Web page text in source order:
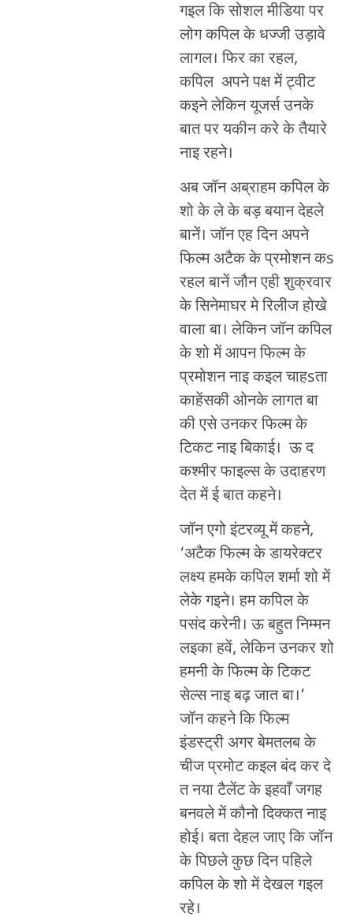
गइल कि सोशल मीडिया पर
लोग कपिल के धज्जी उड़ावे
लागल। फिर का रहल,
कपिल अपने पक्ष में ट्वीट
कइने लेकिन यूजर्स उनके
बात पर यकीन करे के तैयारे
नाइ रहने।
अब जॉन अब्राहम कपिल के
शो के ले के बड़ बयान देहले
बानें। जॉन एह दिन अपने
फिल्म अटैक के प्रमोशन कs
रहल बानें जौन एही शुक्रवार
के सिनेमाघर मे रिलीज होखे
वाला बा। लेकिन जॉन कपिल
के शो में आपन फिल्म के
प्रमोशन नाइ कइल चाहsता
काहेंसकी ओनके लागत बा
की एसे उनकर फिल्म के
टिकट नाइ बिकाई। ऊ द
कश्मीर फाइल्स के उदाहरण
देत में ई बात कहने।
जॉन एगो इंटरव्यू में कहने,
‘अटैक फिल्म के डायरेक्टर
लक्ष्य हमके कपिल शर्मा शो में
लेके गइने। हम कपिल के
पसंद करेनी। ऊ बहुत निम्मन
लइका हवें, लेकिन उनकर शो
हमनी के फिल्म के टिकट
सेल्स नाइ बढ़ जात बा।’
जॉन कहने कि फिल्म
इंडस्ट्री अगर बेमतलब के
चीज प्रमोट कइल बंद कर दे
त नया टैलेंट के इहवाँ जगह
बनवले में कौनो दिक्कत नाइ
होई। बता देहल जाए कि जॉन
के पिछले कुछ दिन पहिले
कपिल के शो में देखल गइल
रहे।